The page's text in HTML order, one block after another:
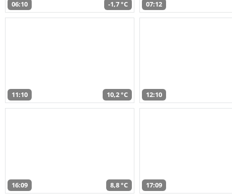
06:10 -1,7 °C 07:12
11:10 10,2 °C 12:10
16:09 8,8 °C 17:09